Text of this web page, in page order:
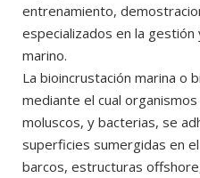
entrenamiento,
especializados en la
marino.
La bioincrustación marina o
mediante el cual
moluscos, y bacterias, se
superficies sumergidas en
barcos, estructuras